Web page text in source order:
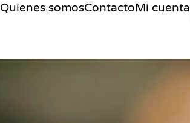
Quienes somosContactoMi cuenta